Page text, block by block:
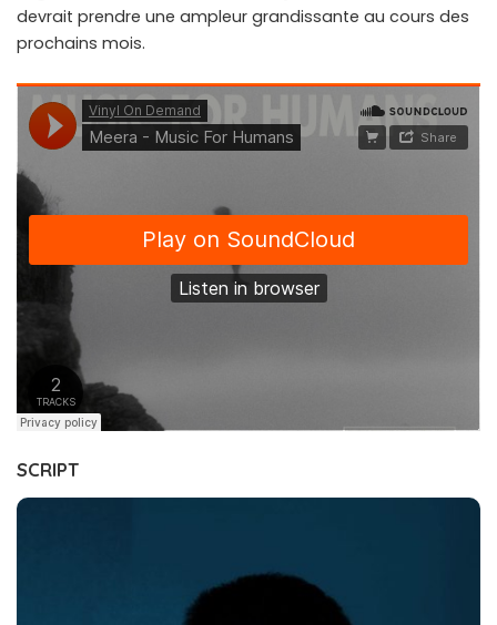
devrait prendre une ampleur grandissante au cours des
prochains mois.
SCRIPT